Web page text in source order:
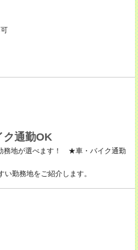
ク通勤OK
務地が選べます！ ★車・バイク通勤
勤務地をご紹介します。